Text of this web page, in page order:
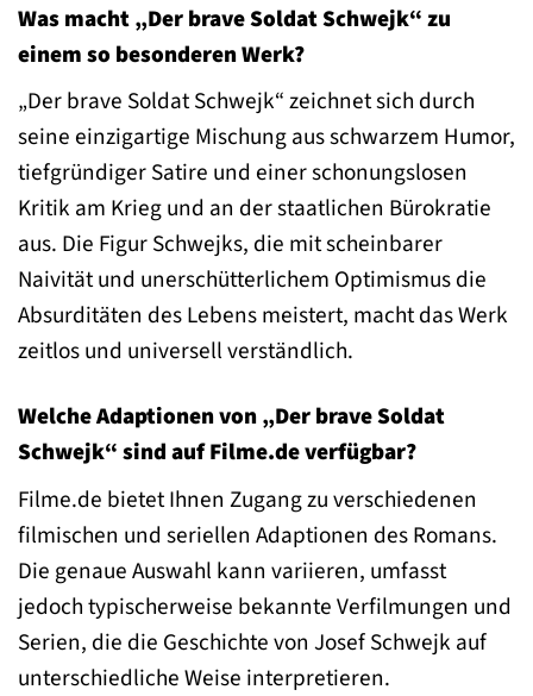
Was macht „Der brave Soldat Schwejk“ zu
einem so besonderen Werk?
„Der brave Soldat Schwejk“ zeichnet sich durch
seine einzigartige Mischung aus schwarzem Humor,
tiefgründiger Satire und einer schonungslosen
Kritik am Krieg und an der staatlichen Bürokratie
aus. Die Figur Schwejks, die mit scheinbarer
Naivität und unerschütterlichem Optimismus die
Absurditäten des Lebens meistert, macht das Werk
zeitlos und universell verständlich.
Welche Adaptionen von „Der brave Soldat
Schwejk“ sind auf Filme.de verfügbar?
Filme.de bietet Ihnen Zugang zu verschiedenen
filmischen und seriellen Adaptionen des Romans.
Die genaue Auswahl kann variieren, umfasst
jedoch typischerweise bekannte Verfilmungen und
Serien, die die Geschichte von Josef Schwejk auf
unterschiedliche Weise interpretieren.